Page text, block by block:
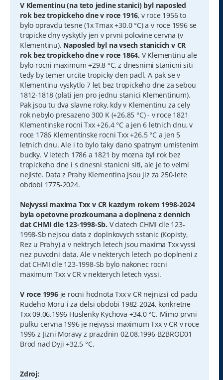
V Klementinu (na teto jedine stanici) byl naposled
rok bez tropickeho dne v roce 1916, v roce 1956 to
bylo opravdu tesne (1x Tmax +30.0 °C) a v roce 1996 se
tropicke dny vyskytly jen v prvni polovine cervna (v
Klementinu). Naposled byl na vsech stanicich v CR
rok bez tropickeho dne v roce 1864. V Klementinu ale
bylo rocni maximum +29.8 °C, z dnesnimi stanicni siti
tedy by temer urcite tropicky den padl. A pak se v
Klementinu vyskytlo 7 let bez tropickeho dne za sebou
1812-1818 (plati jen pro jednu stanici Klementinum).
Pak jsou tu dva slavne roky, kdy v Klementinu za cely
rok nebylo presazeno 300 K (+26.85 °C) - v roce 1821
Klementinske rocni Txx +26.4 °C a jen 6 letnich dnu, v
roce 1786 Klementinske rocni Txx +26.5 °C a jen 5
letnich dnu. Ale i to bylo taky dano spatnym umistenim
budky. V letech 1786 a 1821 by mozna byl rok bez
tropickeho dne i s dnesni stanicni siti, ale je to velmi
nejiste. Data z Prahy Klementina jsou jiz za 250-lete
obdobi 1775-2024.
Nejvyssi maxima Txx v CR kazdym rokem 1998-2024
byla opetovne prozkoumana a doplnena z dennich
dat CHMI dle 123-1998-Sb. V datech CHMI dle 123-
1998-Sb nejsou data z doplnkovych sstanic (Kopisty,
Rez u Prahy) a v nektrych letech jsou maxima Txx vyssi
nez puvodni data. Ale v nekterych letech po doplneni z
dat CHMI dle 123-1998-Sb bylo nakonec rocni
maximum Txx v CR v nekterych letech vyssi.
V roce 1996je rocni hodnota Txx v CR nejnizsi od padu
Rudeho Moru i za delsi obdobi 1982-2024, konkretne
Txx 09.06.1996 Huslenky Kychova +34.0 °C. Mimo prvni
pulku cervna 1996 je nejvyssi maximum Txx v CR v roce
1996 z Jizni Moravy z prazdnin 02.08.1996 B2BROD01
Brod nad Dyji +32.5 °C.
Zdroj: